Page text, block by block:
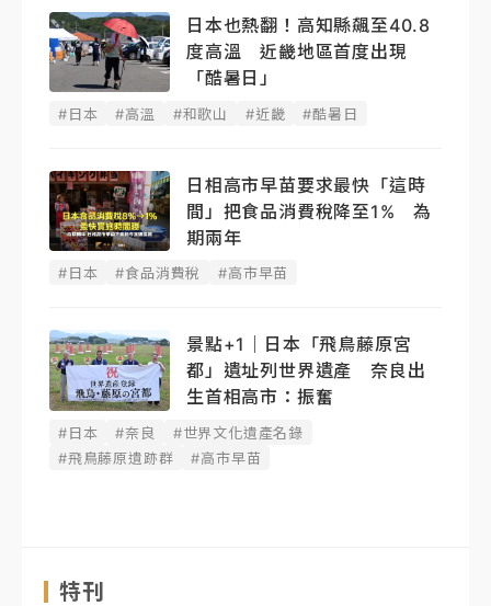
日本也熱翻！高知縣飆至40.8
度高溫 近畿地區首度出現
「酷暑日」
#日本 #高溫 #和歌山 #近畿 #酷暑日
日相高市早苗要求最快「這時
間」把食品消費稅降至1% 為
期兩年
#日本 #食品消費稅 #高市早苗
景點+1｜日本「飛鳥藤原宮
都」遺址列世界遺產 奈良出
生首相高市：振奮
#日本 #奈良
#世界文化遺產名錄
#飛鳥藤原遺跡群
#高市早苗
特刊